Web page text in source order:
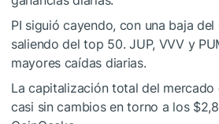
PI siguió cayendo, con una baja del
saliendo del top 50. JUP, VVV y
mayores caídas diarias.
La capitalización total del
casi sin cambios en torno a los